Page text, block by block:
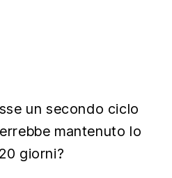
un secondo ciclo
mantenuto lo
giorni?